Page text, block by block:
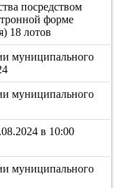
посредством
форме
18 лотов
муниципального
муниципального
в 10:00
муниципального